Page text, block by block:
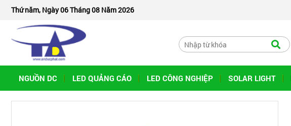
Thứ năm, Ngày 06 Tháng 08 Năm 2026
NGUỒN DC LED QUẢNG CÁO LED CÔNG NGHIỆP SOLAR LIGHT